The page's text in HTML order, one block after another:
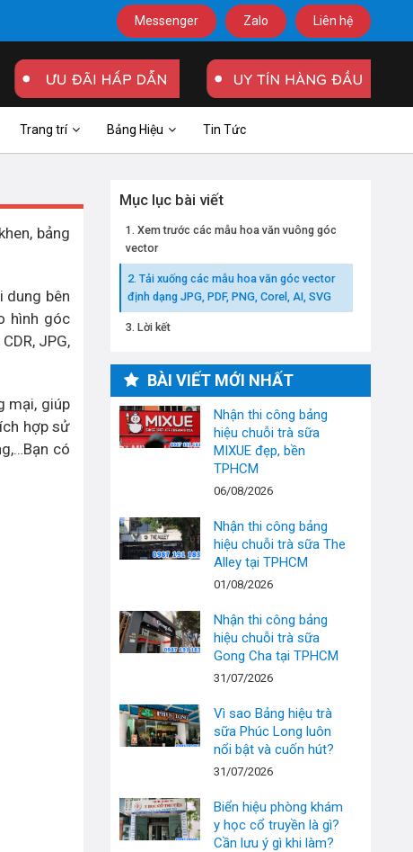
Messenger Zalo Liên hệ
Trang trí Bảng Hiệu Tin Tức
bảng
dung bên
hình góc
JPG,
mại, giúp
hợp sử
có
Mục lục bài viết
Xem trước các mẫu hoa văn vuông góc
vector
Tải xuống các mẫu hoa văn góc vector
định dạng JPG, PDF, PNG, Corel, AI, SVG
Lời kết
BÀI VIẾT MỚI NHẤT
Nhận thi công bảng
hiệu chuỗi trà sữa
MIXUE đẹp, bền
TPHCM
06/08/2026
Nhận thi công bảng
hiệu chuỗi trà sữa The
Alley tại TPHCM
01/08/2026
Nhận thi công bảng
hiệu chuỗi trà sữa
Gong Cha tại TPHCM
31/07/2026
Vì sao Bảng hiệu trà
sữa Phúc Long luôn
nổi bật và cuốn hút?
31/07/2026
Biển hiệu phòng khám
y học cổ truyền là gì?
Cần lưu ý gì khi làm?